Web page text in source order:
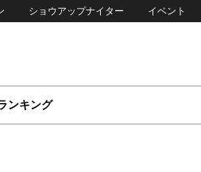
ショウアップナイター イベント
ンキング